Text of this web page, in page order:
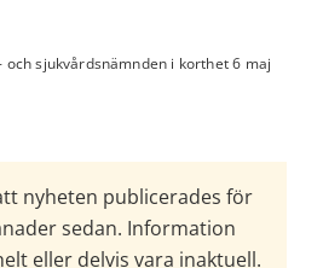
och sjukvårdsnämnden i korthet 6 maj
nyheten publicerades för
sedan. Information
eller delvis vara inaktuell.